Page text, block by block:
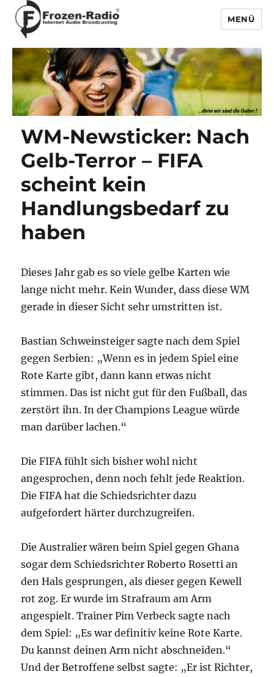
Frozen-Radio
MENÜ
WM-Newsticker: Nach
Gelb-Terror – FIFA
scheint kein
Handlungsbedarf zu
haben
Dieses Jahr gab es so viele gelbe Karten wie
lange nicht mehr. Kein Wunder, dass diese WM
gerade in dieser Sicht sehr umstritten ist.
Bastian Schweinsteiger sagte nach dem Spiel
gegen Serbien: „Wenn es in jedem Spiel eine
Rote Karte gibt, dann kann etwas nicht
stimmen. Das ist nicht gut für den Fußball, das
zerstört ihn. In der Champions League würde
man darüber lachen.“
Die FIFA fühlt sich bisher wohl nicht
angesprochen, denn noch fehlt jede Reaktion.
Die FIFA hat die Schiedsrichter dazu
aufgefordert härter durchzugreifen.
Die Australier wären beim Spiel gegen Ghana
sogar dem Schiedsrichter Roberto Rosetti an
den Hals gesprungen, als dieser gegen Kewell
rot zog. Er wurde im Strafraum am Arm
angespielt. Trainer Pim Verbeck sagte nach
dem Spiel: „Es war definitiv keine Rote Karte.
Du kannst deinen Arm nicht abschneiden.“
Und der Betroffene selbst sagte: „Er ist Richter,